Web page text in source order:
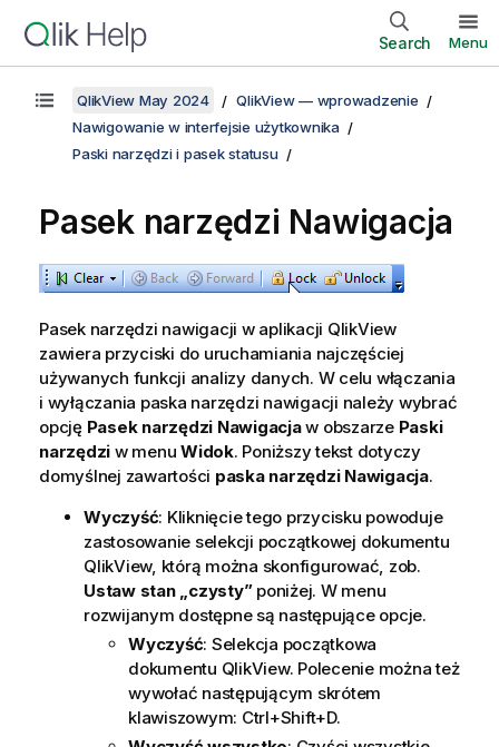
Search Menu
QlikView May 2024
QlikView — wprowadzenie
Nawigowanie w interfejsie użytkownika
Paski narzędzi i pasek statusu
Pasek narzędzi Nawigacja
Pasek narzędzi nawigacji w aplikacji QlikView
zawiera przyciski do uruchamiania najczęściej
używanych funkcji analizy danych. W celu włączania
i wyłączania paska narzędzi nawigacji należy wybrać
opcję Pasek narzędzi Nawigacjaw obszarze Paski
narzędzi w menu Widok. Poniższy tekst dotyczy
domyślnej zawartości paska narzędzi Nawigacja.
Wyczyść: Kliknięcie tego przycisku powoduje
zastosowanie selekcji początkowej dokumentu
QlikView, którą można skonfigurować, zob.
Ustaw stan „czysty”poniżej. W menu
rozwijanym dostępne są następujące opcje.
Wyczyść: Selekcja początkowa
dokumentu QlikView. Polecenie można też
wywołać następującym skrótem
klawiszowym: Ctrl+Shift+D.